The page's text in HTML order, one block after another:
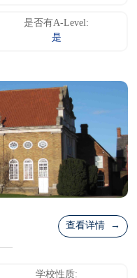
是否有A-Level:
是
查看详情 →
学校性质: